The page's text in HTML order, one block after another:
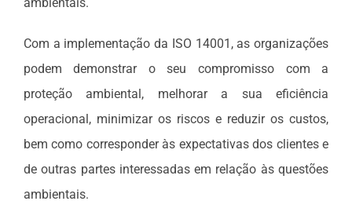
Com a implementação da ISO 14001, as organizações
podem demonstrar o seu compromisso com a
proteção ambiental, melhorar a sua eficiência
operacional, minimizar os riscos e reduzir os custos,
bem como corresponder às expectativas dos clientes e
de outras partes interessadas em relação às questões
ambientais.